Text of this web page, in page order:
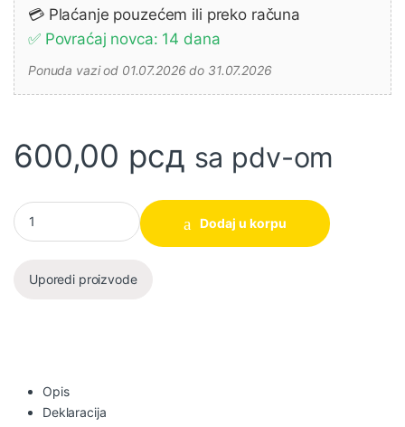
💳 Plaćanje pouzećem ili preko računa
✅ Povraćaj novca: 14 dana
Ponuda vazi od 01.07.2026 do 31.07.2026
600,00 рсд sa pdv-om
Armiračka klešta za sečenje HHRP28200 200mm SUPER
Dodaj u korpu
Uporedi proizvode
Opis
Deklaracija